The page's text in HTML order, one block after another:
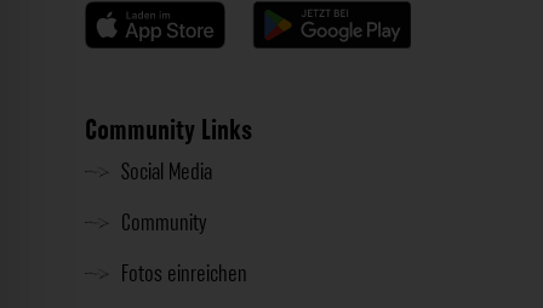
Community Links
Social Media
Community
Fotos einreichen